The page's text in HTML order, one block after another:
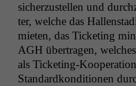
sicherzustellen und
ter, welche das
mieten, das Tick­et­ing
AGH über­tra­gen,
als Tick­et­ing-
Stan­dard­kon­di­tio­nen